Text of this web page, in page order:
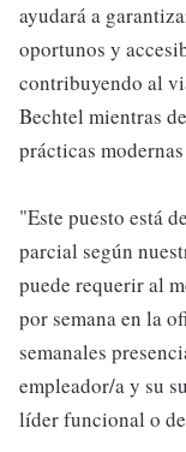
ayudará a
oportunos y
contribuyendo al
Bechtel mientras
prácticas
"Este puesto está
parcial según
puede requerir al
por semana en la
semanales
empleador/a y su
líder funcional o